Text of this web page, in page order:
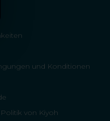
und Konditionen
von Kiyoh